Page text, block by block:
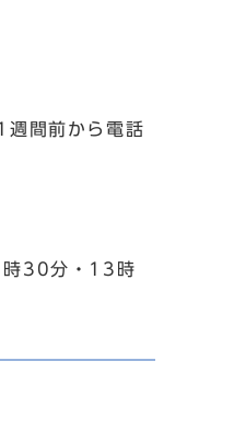
週間前から電話
時30分・13時